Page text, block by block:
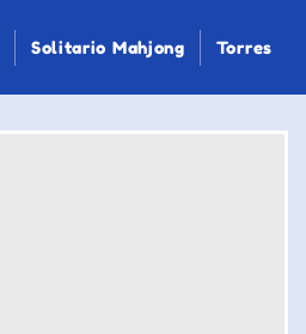
Solitario Mahjong Torres